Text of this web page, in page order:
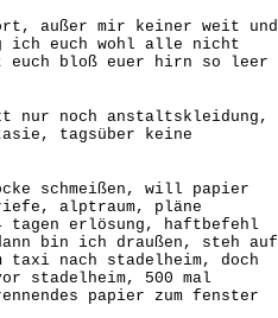
außer mir keiner weit und
ich euch wohl alle nicht
euch bloß euer hirn so leer
nur noch anstaltskleidung,
tagsüber keine
schmeißen, will papier
alptraum, pläne
tagen erlösung, haftbefehl
bin ich draußen, steh auf
nach stadelheim, doch
stadelheim, 500 mal
papier zum fenster